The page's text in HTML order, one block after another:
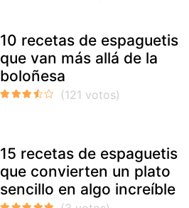
10 recetas de espaguetis
que van más allá de la
boloñesa
15 recetas de espaguetis
que convierten un plato
sencillo en algo increíble